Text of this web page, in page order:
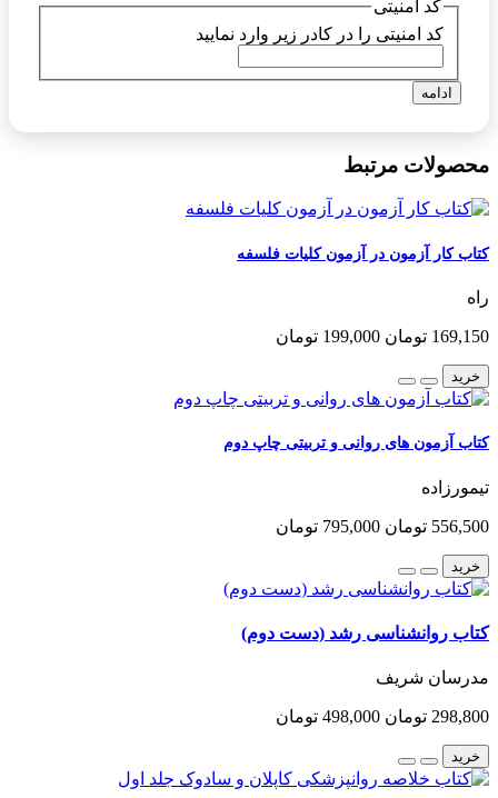
کد امنیتی
کد امنیتی را در کادر زیر وارد نمایید
ادامه
محصولات مرتبط
کتاب کار آزمون در آزمون کلیات فلسفه
راه
169,150 تومان 199,000 تومان
خرید
کتاب آزمون های روانی و تربیتی چاپ دوم
تیمورزاده
556,500 تومان 795,000 تومان
خرید
کتاب روانشناسی رشد (دست دوم)
مدرسان شریف
298,800 تومان 498,000 تومان
خرید